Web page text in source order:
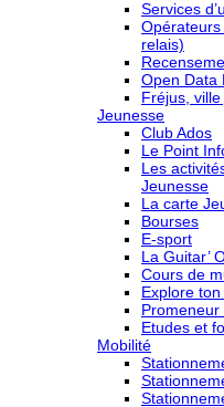
Services
relais)
Open Data
Fréjus,
Jeunesse
Club Ados
Le Point
Les
Jeunesse
La carte
Bourses
E-sport
La Guitar’
Cours de
Explore
Promeneur
Etudes et
Mobilité